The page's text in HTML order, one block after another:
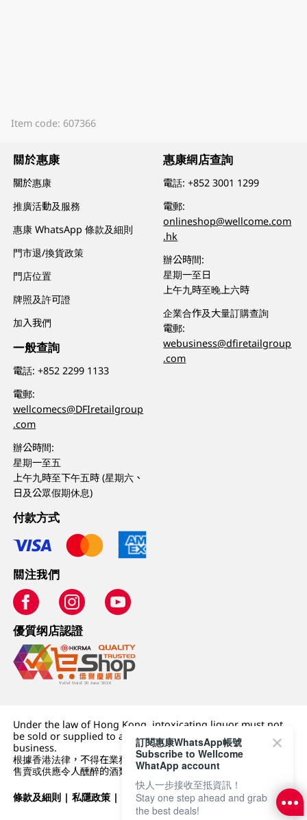
Item code: 607366
關於惠康
關於惠康
推廣活動及服務
惠康 WhatsApp 條款及細則
門市退/換貨政策
門店位置
牌照及許可證
加入我們
一般查詢
電話:+852 2299 1133
電郵:
wellcomecs@DFIretailgroup
.com
辦公時間:
星期一至五
上午九時至下午五時 (星期六、
日及公眾假期休息)
惠康網店查詢
電話:+852 3001 1299
電郵:
onlineshop@wellcome.com
.hk
辦公時間:
星期一至日
上午九時至晚上六時
企業合作及大量訂購查詢
電郵:
webusiness@dfiretailgroup
.com
付款方式
關注我們
優質纲店認證
Under the law of Hong Kong, intoxicating liquor must not
be sold or supplied to a minor (under 18) in the course of
business.
根據香港法律，不得在業務過程中，向未成年人 (18 歲以下人士)
售賣或供應令人醺醉的酒類。
條款及細則 |私隱政策 | DFI零售集團
訂閱惠康WhatsApp帳號
Subscribe to Wellcome
WhatApp account
快人一步接收至抵資訊！
Stay one step ahead and grab
the best deals!